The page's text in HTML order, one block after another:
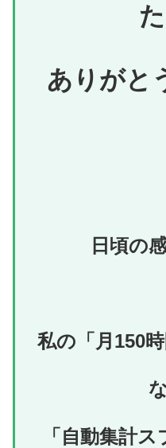
ありがと
日頃の
私の「月150
「自動集計